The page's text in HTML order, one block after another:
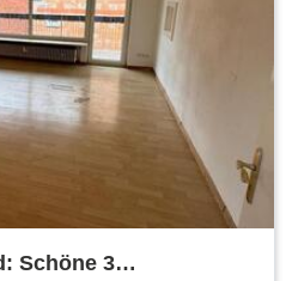
Schöne 3